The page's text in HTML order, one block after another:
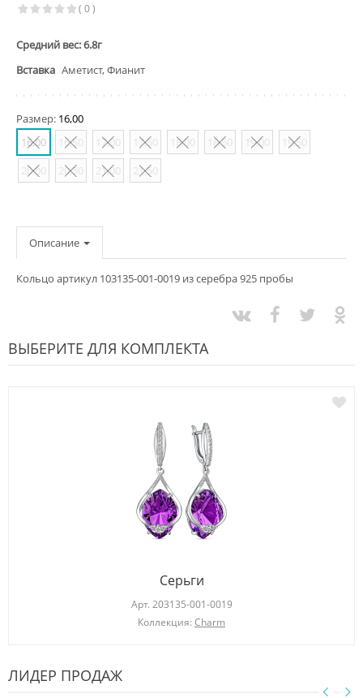
( 0 )
Средний вес: 6.8г
Вставка Аметист, Фианит
Размер: 16,00
16,00
16,50 17,00 17,50 18,00 18,50 19,00
19,50
20,00
20,50 21,00 21,50
Описание
Кольцо артикул 103135-001-0019 из серебра 925 пробы
ВЫБЕРИТЕ ДЛЯ КОМПЛЕКТА
Серьги
Арт. 203135-001-0019
Коллекция: Charm
ЛИДЕР ПРОДАЖ